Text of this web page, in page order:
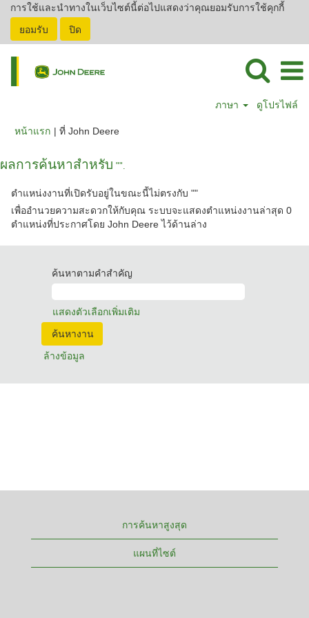
การใช้และนำทางในเว็บไซต์นี้ต่อไปแสดงว่าคุณยอมรับการใช้คุกกี้
ยอมรับ
ปิด
ภาษา ดูโปรไฟล์
หน้าแรก | ที่ John Deere(หน้า
ผลการค้นหาสำหรับ "".
ตำแหน่งงานที่เปิดรับอยู่ในขณะนี้ไม่ตรงกับ ""
เพื่ออำนวยความสะดวกให้กับคุณ ระบบจะแสดงตำแหน่งงานล่าสุด 0
ตำแหน่งที่ประกาศโดย John Deere ไว้ด้านล่าง
ค้นหาตามคำสำคัญ
แสดงตัวเลือกเพิ่มเติม
ล้างข้อมูล
การค้นหาสูงสุด
แผนที่ไซต์